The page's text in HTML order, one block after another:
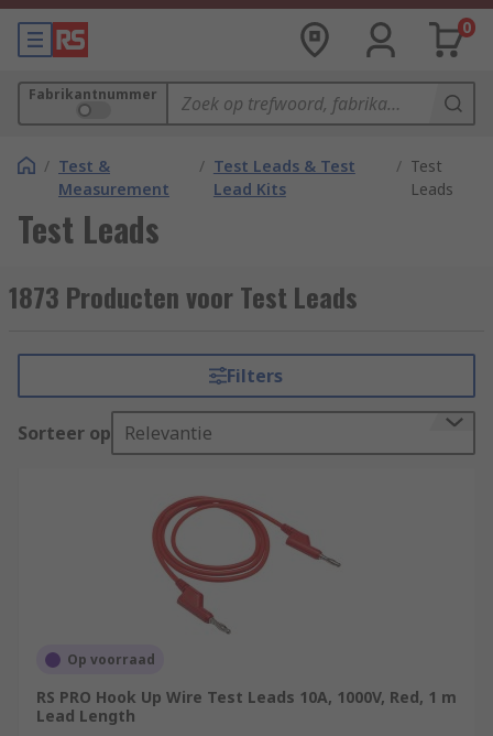
0
Fabrikantnummer
/ Test &
Measurement
/ Test Leads & Test
Lead Kits
/ Test
Leads
Test Leads
1873 Producten voor Test Leads
Filters
Sorteer op Relevantie
Op voorraad
RS PRO Hook Up Wire Test Leads 10A, 1000V, Red, 1 m
Lead Length